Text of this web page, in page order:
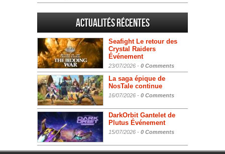
Actualités Récentes
Seafight Le retour des
Crystal Raiders
Événement
23/07/2026 - 0 Comments
La saga épique de
NosTale continue
16/07/2026 - 0 Comments
DarkOrbit Gantelet de
Plutus Événement
15/07/2026 - 0 Comments